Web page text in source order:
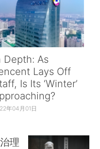
Depth: As
Lays Off
Is Its ‘Winter’
年04月01日
理